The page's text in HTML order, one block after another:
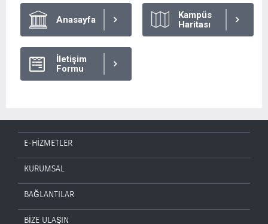
Anasayfa
Kampüs
Haritası
İletişim
Formu
E-HİZMETLER
KURUMSAL
BAĞLANTILAR
BİZE ULAŞIN